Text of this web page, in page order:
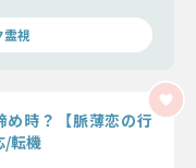
霊視
時？【脈薄恋の行
/転機